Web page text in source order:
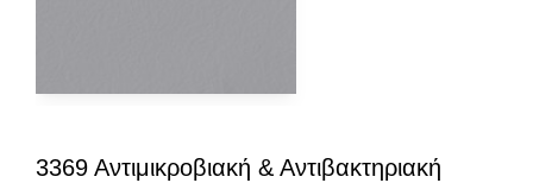
3369 Αντιμικροβιακή & Αντιβακτηριακή